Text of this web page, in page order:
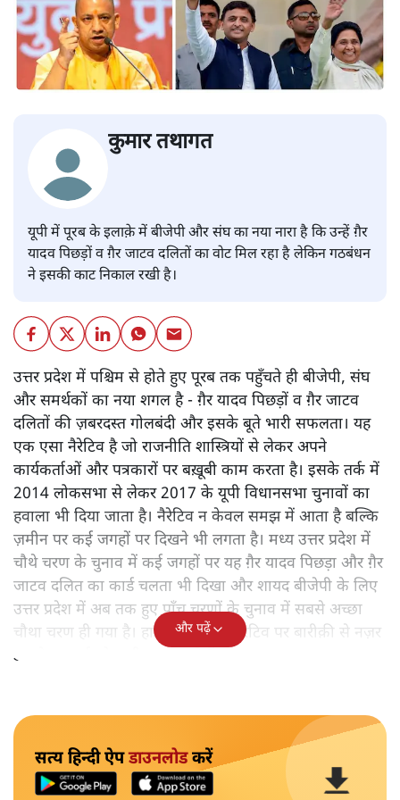
कुमार तथागत
यूपी में पूरब के इलाक़े में बीजेपी और संघ का नया नारा है कि उन्हें ग़ैर
यादव पिछड़ों व ग़ैर जाटव दलितों का वोट मिल रहा है लेकिन गठबंधन
ने इसकी काट निकाल रखी है।
उत्तर प्रदेश में पश्चिम से होते हुए पूरब तक पहुँचते ही बीजेपी, संघ
और समर्थकों का नया शगल है - ग़ैर यादव पिछड़ों व ग़ैर जाटव
दलितों की ज़बरदस्त गोलबंदी और इसके बूते भारी सफलता। यह
एक एसा नैरेटिव है जो राजनीति शास्त्रियों से लेकर अपने
कार्यकर्ताओं और पत्रकारों पर बख़ूबी काम करता है। इसके तर्क में
2014 लोकसभा से लेकर 2017 के यूपी विधानसभा चुनावों का
हवाला भी दिया जाता है। नैरेटिव न केवल समझ में आता है बल्कि
ज़मीन पर कई जगहों पर दिखने भी लगता है। मध्य उत्तर प्रदेश में
चौथे चरण के चुनाव में कई जगहों पर यह ग़ैर यादव पिछड़ा और ग़ैर
जाटव दलित का कार्ड चलता भी दिखा और शायद बीजेपी के लिए
उत्तर प्रदेश में अब तक हुए पाँच चरणों के चुनाव में सबसे अच्छा
चौथा चरण ही गया है। हालाँकि इस पूरे नैरेटिव पर बारीक़ी से नज़र
डालने पर कई झोल भी नज़र आते हैं।
और पढ़ें
सत्य हिन्दी ऐपडाउनलोडकरें